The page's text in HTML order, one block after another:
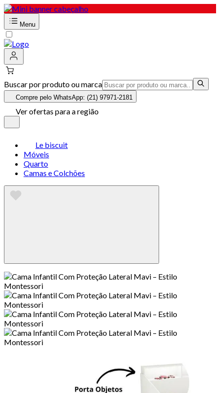
Menu
Buscar por produto ou marca
Compre pelo WhatsApp: (21) 97971-2181
Ver ofertas para a região
Le biscuit
Móveis
Quarto
Camas e Colchões